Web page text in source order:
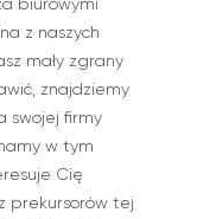
z naszych
mały zgrany
znajdziemy
swojej firmy
w tym
Cię
prekursorów tej